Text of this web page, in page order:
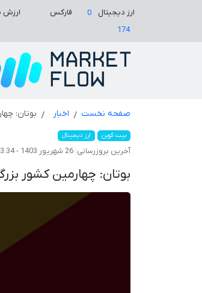
ارز دیجیتال 0
فارکس
174
ارزش
صفحه نخست اخبار بوتان:
بیت کوین ارز دیجیتال
آخرین بروزرسانی:26 شهریور 1403 - 23:34
بوتان: چهارمین کشور